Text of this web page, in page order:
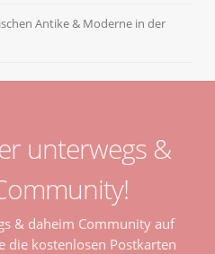
Antike & Moderne in der
unterwegs &
& daheim Community auf
die kostenlosen Postkarten